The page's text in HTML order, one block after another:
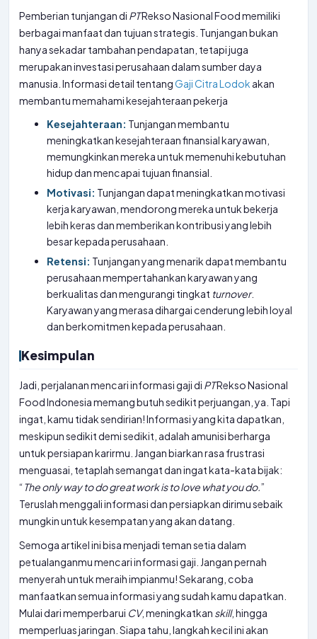
Pemberian tunjangan di PTRekso Nasional Food memiliki
berbagai manfaat dan tujuan strategis. Tunjangan bukan
hanya sekadar tambahan pendapatan, tetapi juga
merupakan investasi perusahaan dalam sumber daya
manusia. Informasi detail tentangGaji Citra Lodok akan
membantu memahami kesejahteraan pekerja
Kesejahteraan: Tunjangan membantu
meningkatkan kesejahteraan finansial karyawan,
memungkinkan mereka untuk memenuhi kebutuhan
hidup dan mencapai tujuan finansial.
Motivasi: Tunjangan dapat meningkatkan motivasi
kerja karyawan, mendorong mereka untuk bekerja
lebih keras dan memberikan kontribusi yang lebih
besar kepada perusahaan.
Retensi: Tunjangan yang menarik dapat membantu
perusahaan mempertahankan karyawan yang
berkualitas dan mengurangi tingkat turnover.
Karyawan yang merasa dihargai cenderung lebih loyal
dan berkomitmen kepada perusahaan.
Kesimpulan
Jadi, perjalanan mencari informasi gaji di PTRekso Nasional
Food Indonesia memang butuh sedikit perjuangan, ya. Tapi
ingat, kamu tidak sendirian! Informasi yang kita dapatkan,
meskipun sedikit demi sedikit, adalah amunisi berharga
untuk persiapan karirmu. Jangan biarkan rasa frustrasi
menguasai, tetaplah semangat dan ingat kata-kata bijak:
“The only way to do great work is to love what you do.”
Teruslah menggali informasi dan persiapkan dirimu sebaik
mungkin untuk kesempatan yang akan datang.
Semoga artikel ini bisa menjadi teman setia dalam
petualanganmu mencari informasi gaji. Jangan pernah
menyerah untuk meraih impianmu! Sekarang, coba
manfaatkan semua informasi yang sudah kamu dapatkan.
Mulai dari memperbarui CV, meningkatkan skill, hingga
memperluas jaringan. Siapa tahu, langkah kecil ini akan